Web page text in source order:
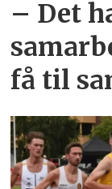
– Det
få til